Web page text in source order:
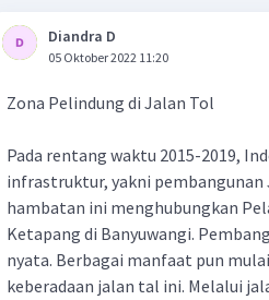
Diandra D
05 Oktober 2022 11:20
Zona Pelindung di Jalan Tol
Pada rentang waktu 2015-2019,
infrastruktur, yakni pembangunan
hambatan ini menghubungkan
Ketapang di Banyuwangi.
nyata. Berbagai manfaat pun
keberadaan jalan tal ini. Melalui